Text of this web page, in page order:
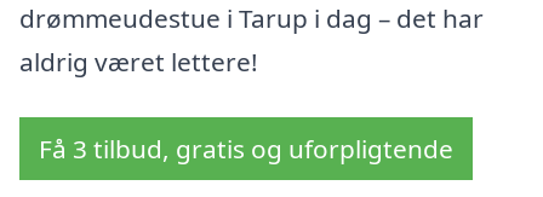
drømmeudestue i Tarup i dag – det har
aldrig været lettere!
Få 3 tilbud, gratis og uforpligtende